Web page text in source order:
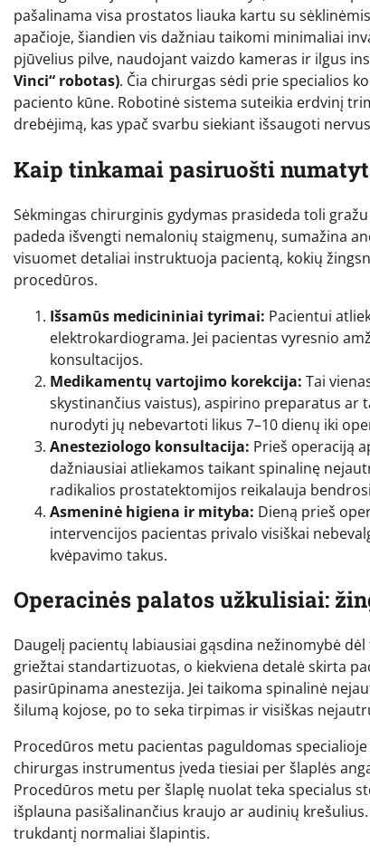
pašalinama visa prostatos liauka kartu su
apačioje, šiandien vis dažniau taikomi minimaliai
pjūvelius pilve, naudojant vaizdo kameras ir ilgus
Vinci“ robotas). Čia chirurgas sėdi prie specialios
paciento kūne. Robotinė sistema suteikia erdvinį
drebėjimą, kas ypač svarbu siekiant išsaugoti
Kaip tinkamai pasiruošti
Sėkmingas chirurginis gydymas prasideda toli
padeda išvengti nemalonių staigmenų, sumažina
visuomet detaliai instruktuoja pacientą, kokių
procedūros.
Išsamūs medicininiai tyrimai: Pacientui
elektrokardiograma. Jei pacientas vyresnio
konsultacijos.
Medikamentų vartojimo korekcija: Tai
skystinančius vaistus), aspirino preparatus ar
nurodyti jų nebevartoti likus 7–10 dienų iki
Anesteziologo konsultacija: Prieš operaciją
dažniausiai atliekamos taikant spinalinę
radikalios prostatektomijos reikalauja
Asmeninė higiena ir mityba: Dieną prieš
intervencijos pacientas privalo visiškai
kvėpavimo takus.
Operacinės palatos užkulisiai:
Daugelį pacientų labiausiai gąsdina nežinomybė
griežtai standartizuotas, o kiekviena detalė skirta
pasirūpinama anestezija. Jei taikoma spinalinė
šilumą kojose, po to seka tirpimas ir visiškas
Procedūros metu pacientas paguldomas
chirurgas instrumentus įveda tiesiai per šlaplės
Procedūros metu per šlaplę nuolat teka specialus
išplauna pasišalinančius kraujo ar audinių
trukdantį normaliai šlapintis.